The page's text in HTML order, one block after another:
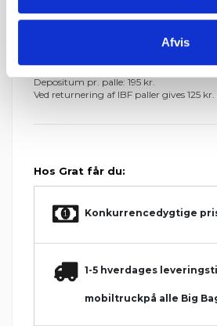
Afvis
Op til 7 paller: Jylland / Fyn. 1425 kr.
Op til 7 paller: Sjælland: 1675 kr.
IBF Paller:
Depositum pr. palle: 195 kr.
Ved returnering af IBF paller gives 125
Hos Grat får du:
Konkurrencedygtige
1-5 hverdages
mobiltruckpå alle Big